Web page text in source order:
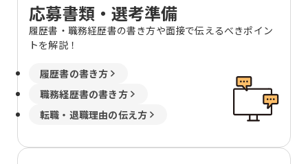
応募書類・選考準備
履歴書・職務経歴書の書き方や面接で伝えるべきポイン
トを解説！
履歴書の書き方
職務経歴書の書き方
転職・退職理由の伝え方